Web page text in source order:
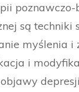
są
myślenia i
i